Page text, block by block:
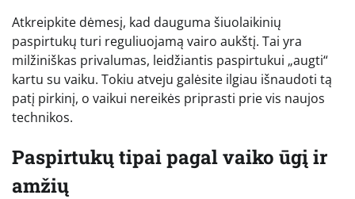
Atkreipkite dėmesį, kad dauguma šiuolaikinių
paspirtukų turi reguliuojamą vairo aukštį. Tai yra
milžiniškas privalumas, leidžiantis paspirtukui „augti“
kartu su vaiku. Tokiu atveju galėsite ilgiau išnaudoti tą
patį pirkinį, o vaikui nereikės priprasti prie vis naujos
technikos.
Paspirtukų tipai pagal vaiko ūgį ir
amžių